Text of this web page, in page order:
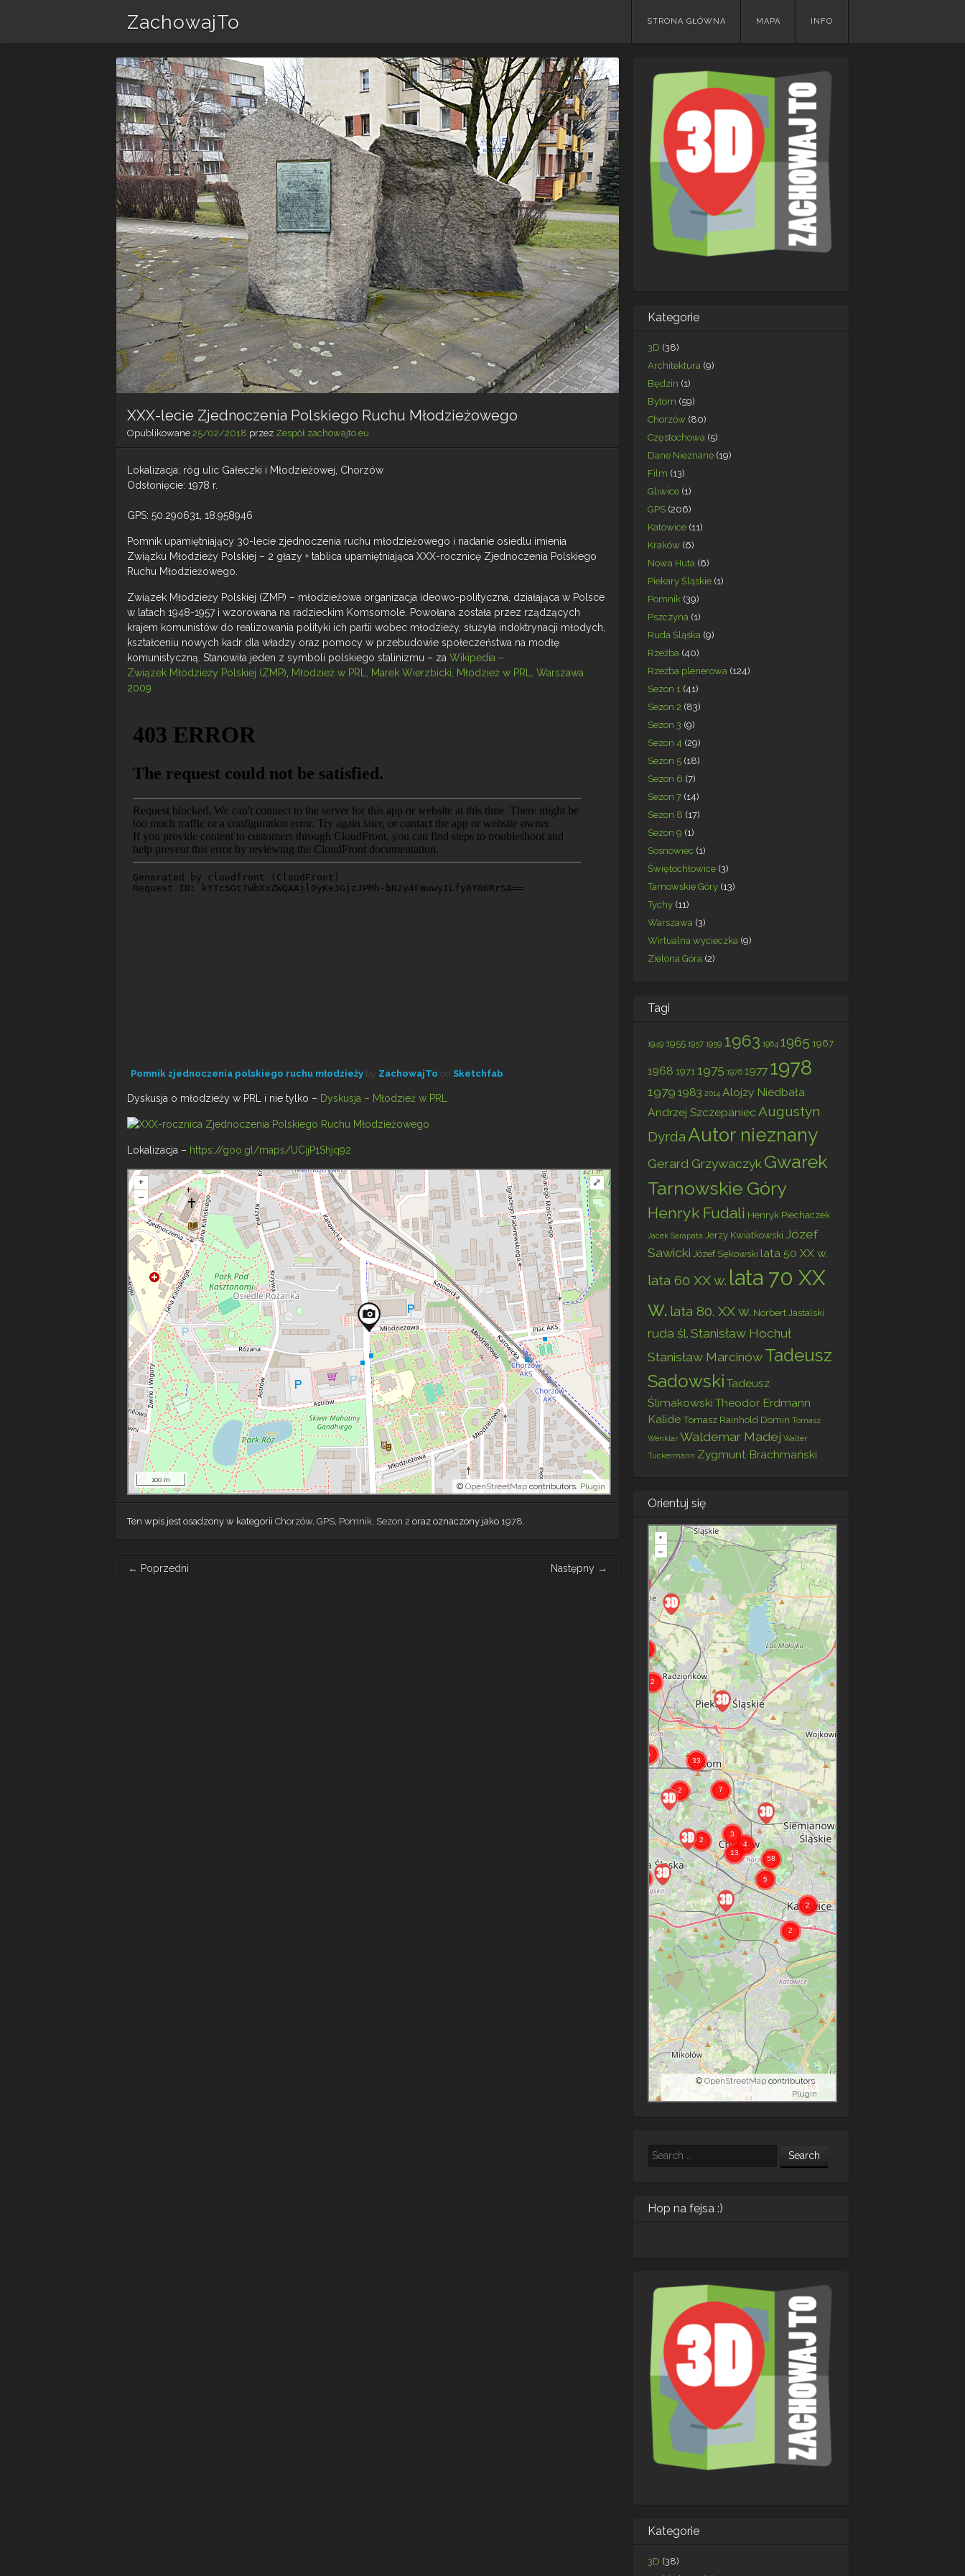
ZachowajTo
Skip
STRONA GŁÓWNA MAPA INFO
XXX-lecie Zjednoczenia Polskiego Ruchu Młodzieżowego
Opublikowane 25/02/2018 przez Zespół zachowajto.eu
Lokalizacja: róg ulic Gałeczki i Młodzieżowej, Chorzów
Odsłonięcie: 1978 r.
GPS: 50.290631, 18.958946
Pomnik upamiętniający 30-lecie zjednoczenia ruchu młodzieżowego i nadanie osiedlu imienia
Związku Młodzieży Polskiej – 2 głazy + tablica upamiętniająca XXX-rocznicę Zjednoczenia Polskiego
Ruchu Młodzieżowego.
Związek Młodzieży Polskiej (ZMP) – młodzieżowa organizacja ideowo-polityczna, działająca w Polsce
w latach 1948-1957 i wzorowana na radzieckim Komsomole. Powołana została przez rządzących
krajem komunistów do realizowania polityki ich partii wobec młodzieży, służyła indoktrynacji młodych,
kształceniu nowych kadr dla władzy oraz pomocy w przebudowie społeczeństwa na modłę
komunistyczną. Stanowiła jeden z symboli polskiego stalinizmu – za Wikipedia –
Związek Młodzieży Polskiej (ZMP)
Młodzież w PRL, Marek Wierzbicki, Młodzież w PRL, Warszawa
2009
Pomnik zjednoczenia polskiego ruchu młodzieży by ZachowajTo on Sketchfab
Dyskusja o młodzieży w PRL i nie tylko – Dyskusja – Młodzież w PRL
Lokalizacja – https://goo.gl/maps/UCijP1Shjq92
+
–
© OpenStreetMap contributors. Plugin
100 m
⤢
Ten wpis jest osadzony w kategorii Chorzów, GPS, Pomnik, Sezon 2 oraz oznaczony jako 1978.
navigation
← Poprzedni Następny →
Kategorie
3D (38)
Architektura (9)
Będzin (1)
Bytom (59)
Chorzów (80)
Częstochowa (5)
Dane Nieznane (19)
Film (13)
Gliwice (1)
GPS (206)
Katowice (11)
Kraków (6)
Nowa Huta (6)
Piekary Śląskie (1)
Pomnik (39)
Pszczyna (1)
Ruda Śląska (9)
Rzeźba (40)
Rzeźba plenerowa (124)
Sezon 1 (41)
Sezon 2 (83)
Sezon 3 (9)
Sezon 4 (29)
Sezon 5 (18)
Sezon 6 (7)
Sezon 7 (14)
Sezon 8 (17)
Sezon 9 (1)
Sosnowiec (1)
Świętochłowice (3)
Tarnowskie Góry (13)
Tychy (11)
Warszawa (3)
Wirtualna wycieczka (9)
Zielona Góra (2)
Tagi
1949 1955 1957 1959 1963 1964 1965 1967
1968 1971 1975 1976 1977 1978
1979 1983 2014 Alojzy Niedbała
Andrzej Szczepaniec Augustyn
DyrdaAutor nieznany
Gerard Grzywaczyk Gwarek
Tarnowskie Góry
Henryk Fudali Henryk Piechaczek
Jacek Sarapata Jerzy Kwiatkowski Józef
Sawicki Józef Sękowski lata 50 XX w.
lata 60 XX w. lata 70 XX
w. lata 80. XX w. Norbert Jastalski
ruda śl. Stanisław Hochuł
Stanisław Marcinów Tadeusz
Sadowski Tadeusz
Ślimakowski Theodor Erdmann
KalideTomasz Rainhold Domin Tomasz
Wenklar Waldemar Madej Walter
Tuckermann Zygmunt Brachmański
Orientuj się
+
–
© OpenStreetMap contributors.
Plugin
Search
Hop na fejsa :)
Kategorie
3D (38)